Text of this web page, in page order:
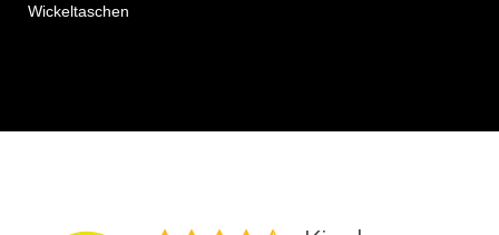
Wickeltaschen